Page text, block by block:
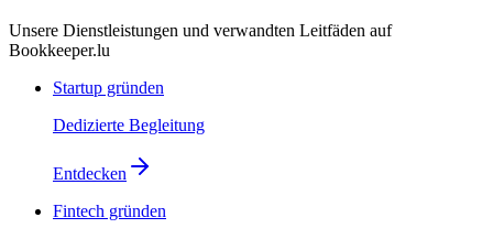
Unsere Dienstleistungen und verwandten Leitfäden auf
Bookkeeper.lu
Startup gründen
Dedizierte Begleitung
Entdecken
Fintech gründen